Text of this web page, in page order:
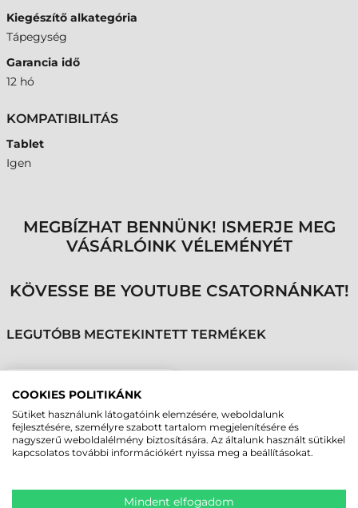
Kiegészítő alkategória
Tápegység
Garancia idő
12 hó
KOMPATIBILITÁS
Tablet
Igen
MEGBÍZHAT BENNÜNK! ISMERJE MEG
VÁSÁRLÓINK VÉLEMÉNYÉT
KÖVESSE BE YOUTUBE CSATORNÁNKAT!
LEGUTÓBB MEGTEKINTETT TERMÉKEK
GETAC TÁPEGYSÉG,
TÁPKÁBEL
(B300/E110/S400/V110/F110/T800/RX10)
COOKIES POLITIKÁNK
Sütiket használunk látogatóink elemzésére, weboldalunk
fejlesztésére, személyre szabott tartalom megjelenítésére és
nagyszerű weboldalélmény biztosítására. Az általunk használt sütikkel
kapcsolatos további információkért nyissa meg a beállításokat.
Mindent elfogadom